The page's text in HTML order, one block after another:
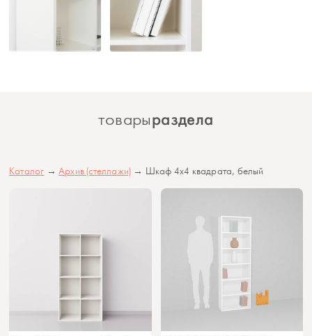
товарыраздела
Каталог →Архив (стеллажи) → Шкаф 4x4 квадрата, белый